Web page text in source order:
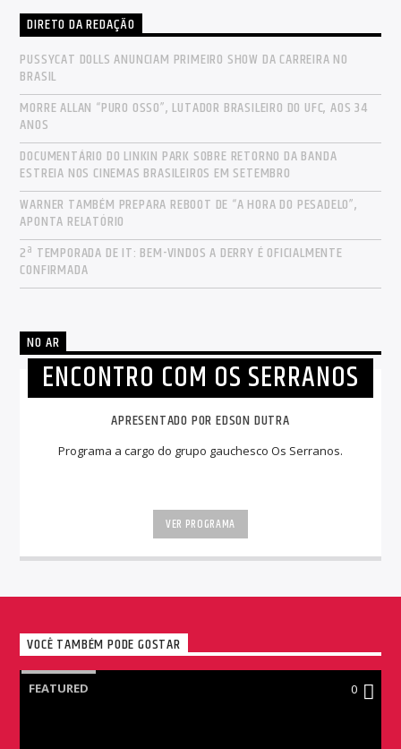
DIRETO DA REDAÇÃO
PUSSYCAT DOLLS ANUNCIAM PRIMEIRO SHOW DA CARREIRA NO
BRASIL
MORRE ALLAN “PURO OSSO”, LUTADOR BRASILEIRO DO UFC, AOS 34
ANOS
DOCUMENTÁRIO DO LINKIN PARK SOBRE RETORNO DA BANDA
ESTREIA NOS CINEMAS BRASILEIROS EM SETEMBRO
WARNER TAMBÉM PREPARA REBOOT DE “A HORA DO PESADELO”,
APONTA RELATÓRIO
2ª TEMPORADA DE IT: BEM-VINDOS A DERRY É OFICIALMENTE
CONFIRMADA
NO AR
ENCONTRO COM OS SERRANOS
APRESENTADO POR EDSON DUTRA
Programa a cargo do grupo gauchesco Os Serranos.
VER PROGRAMA
VOCÊ TAMBÉM PODE GOSTAR
FEATURED 0